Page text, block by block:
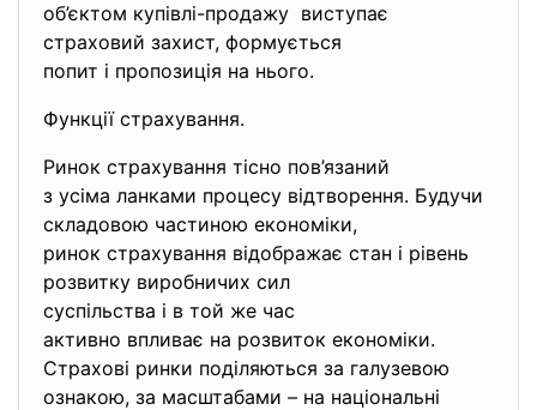
об’єктом купівлі-продажу виступає
страховий захист, формується
попит і пропозиція на нього.
Функції страхування.
Ринок страхування тісно пов’язаний
з усіма ланками процесу відтворення. Будучи
складовою частиною економіки,
ринок страхування відображає стан і рівень
розвитку виробничих сил
суспільства і в той же час
активно впливає на розвиток економіки.
Страхові ринки поділяються за галузевою
ознакою, за масштабами – на національні